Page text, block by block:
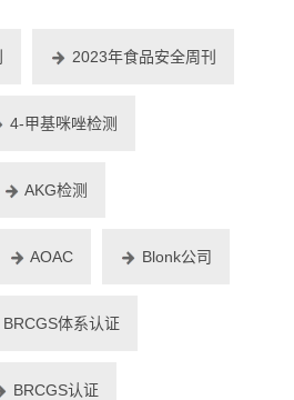
2023年食品安全周刊
4-甲基咪唑检测
AKG检测
AOAC Blonk公司
BRCGS体系认证
BRCGS认证